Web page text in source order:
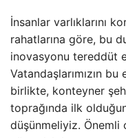
İnsanlar varlıklarını
rahatlarına göre, bu
inovasyonu tereddüt
Vatandaşlarımızın
birlikte, konteyner
toprağında ilk
düşünmeliyiz. Önemli